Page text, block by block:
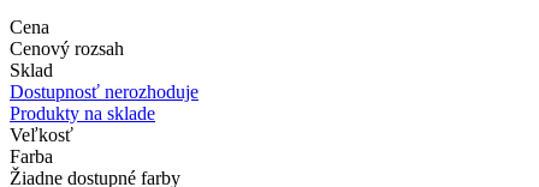
Cena
Cenový rozsah
Sklad
Dostupnosť nerozhoduje
Produkty na sklade
Veľkosť
Farba
Žiadne dostupné farby